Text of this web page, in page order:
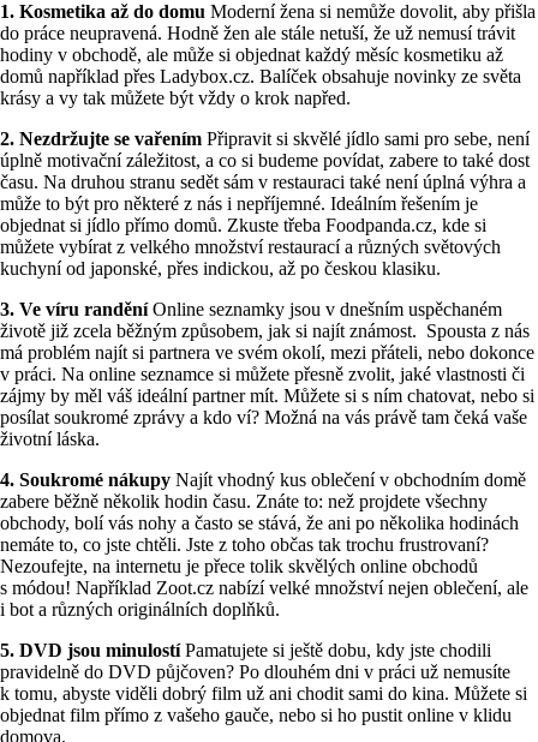
1. Kosmetika až do domu Moderní žena si nemůže dovolit, aby přišla
do práce neupravená. Hodně žen ale stále netuší, že už nemusí trávit
hodiny v obchodě, ale může si objednat každý měsíc kosmetiku až
domů například přes Ladybox.cz. Balíček obsahuje novinky ze světa
krásy a vy tak můžete být vždy o krok napřed.
2. Nezdržujte se vařením Připravit si skvělé jídlo sami pro sebe, není
úplně motivační záležitost, a co si budeme povídat, zabere to také dost
času. Na druhou stranu sedět sám v restauraci také není úplná výhra a
může to být pro některé z nás i nepříjemné. Ideálním řešením je
objednat si jídlo přímo domů. Zkuste třeba Foodpanda.cz, kde si
můžete vybírat z velkého množství restaurací a různých světových
kuchyní od japonské, přes indickou, až po českou klasiku.
3. Ve víru randěníOnline seznamky jsou v dnešním uspěchaném
životě již zcela běžným způsobem, jak si najít známost. Spousta z nás
má problém najít si partnera ve svém okolí, mezi přáteli, nebo dokonce
v práci. Na online seznamce si můžete přesně zvolit, jaké vlastnosti či
zájmy by měl váš ideální partner mít. Můžete si s ním chatovat, nebo si
posílat soukromé zprávy a kdo ví? Možná na vás právě tam čeká vaše
životní láska.
4. Soukromé nákupy Najít vhodný kus oblečení v obchodním domě
zabere běžně několik hodin času. Znáte to: než projdete všechny
obchody, bolí vás nohy a často se stává, že ani po několika hodinách
nemáte to, co jste chtěli. Jste z toho občas tak trochu frustrovaní?
Nezoufejte, na internetu je přece tolik skvělých online obchodů
s módou! Například Zoot.cz nabízí velké množství nejen oblečení, ale
i bot a různých originálních doplňků.
5. DVD jsou minulostíPamatujete si ještě dobu, kdy jste chodili
pravidelně do DVD půjčoven? Po dlouhém dni v práci už nemusíte
k tomu, abyste viděli dobrý film už ani chodit sami do kina. Můžete si
objednat film přímo z vašeho gauče, nebo si ho pustit online v klidu
domova.